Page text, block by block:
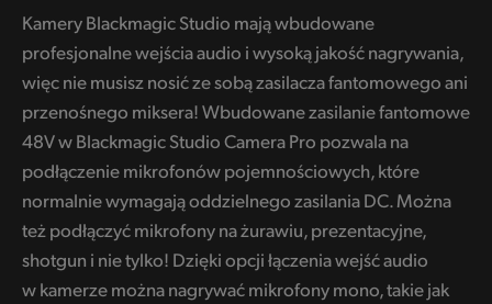
Kamery Blackmagic Studio mają wbudowane
profesjonalne wejścia audio i wysoką jakość nagrywania,
więc nie musisz nosić ze sobą zasilacza fantomowego ani
przenośnego miksera! Wbudowane zasilanie fantomowe
48V w Blackmagic Studio Camera Pro pozwala na
podłączenie mikrofonów pojemnościowych, które
normalnie wymagają oddzielnego zasilania DC. Można
też podłączyć mikrofony na żurawiu, prezentacyjne,
shotgun i nie tylko! Dzięki opcji łączenia wejść audio
w kamerze można nagrywać mikrofony mono, takie jak